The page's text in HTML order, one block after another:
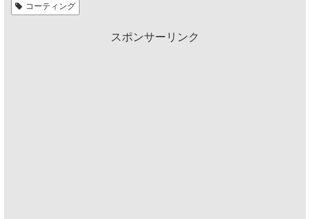
コーティング
スポンサーリンク